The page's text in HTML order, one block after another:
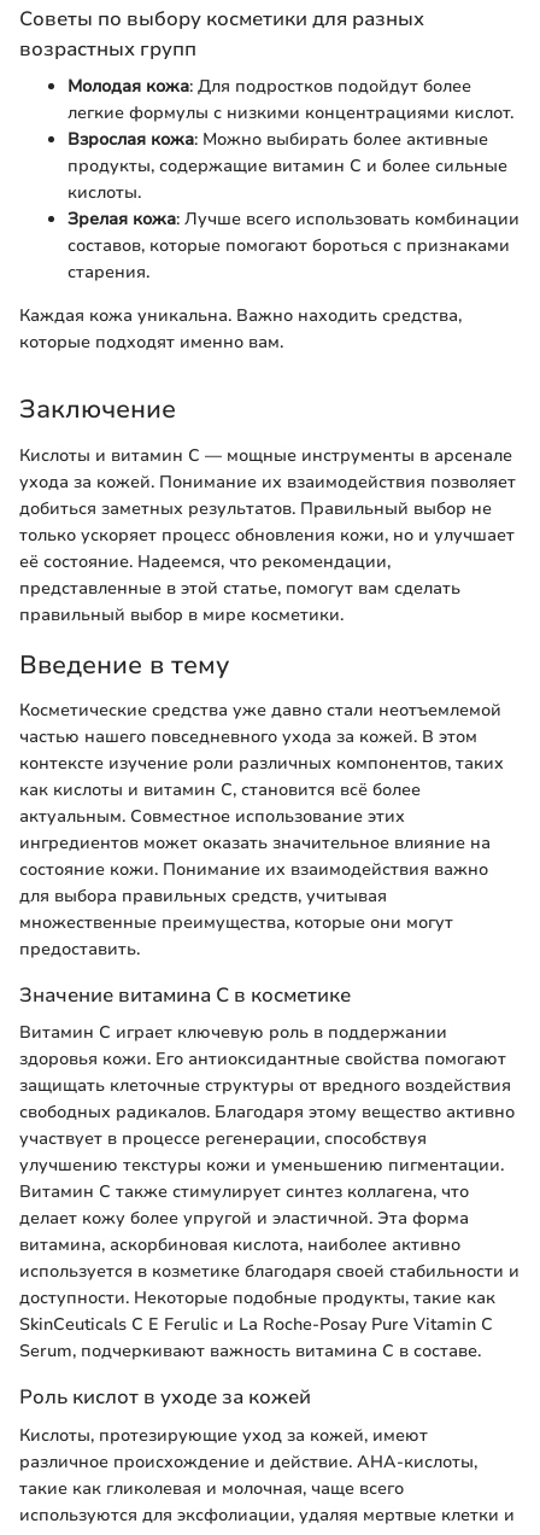
Советы по выбору косметики для разных
возрастных групп
Молодая кожа: Для подростков подойдут более
легкие формулы с низкими концентрациями кислот.
Взрослая кожа: Можно выбирать более активные
продукты, содержащие витамин С и более сильные
кислоты.
Зрелая кожа: Лучше всего использовать комбинации
составов, которые помогают бороться с признаками
старения.
Каждая кожа уникальна. Важно находить средства,
которые подходят именно вам.
Заключение
Кислоты и витамин С — мощные инструменты в арсенале
ухода за кожей. Понимание их взаимодействия позволяет
добиться заметных результатов. Правильный выбор не
только ускоряет процесс обновления кожи, но и улучшает
её состояние. Надеемся, что рекомендации,
представленные в этой статье, помогут вам сделать
правильный выбор в мире косметики.
Введение в тему
Косметические средства уже давно стали неотъемлемой
частью нашего повседневного ухода за кожей. В этом
контексте изучение роли различных компонентов, таких
как кислоты и витамин С, становится всё более
актуальным. Совместное использование этих
ингредиентов может оказать значительное влияние на
состояние кожи. Понимание их взаимодействия важно
для выбора правильных средств, учитывая
множественные преимущества, которые они могут
предоставить.
Значение витамина С в косметике
Витамин С играет ключевую роль в поддержании
здоровья кожи. Его антиоксидантные свойства помогают
защищать клеточные структуры от вредного воздействия
свободных радикалов. Благодаря этому вещество активно
участвует в процессе регенерации, способствуя
улучшению текстуры кожи и уменьшению пигментации.
Витамин С также стимулирует синтез коллагена, что
делает кожу более упругой и эластичной. Эта форма
витамина, аскорбиновая кислота, наиболее активно
используется в козметике благодаря своей стабильности и
доступности. Некоторые подобные продукты, такие как
SkinCeuticals C E Ferulic и La Roche-Posay Pure Vitamin C
Serum, подчеркивают важность витамина С в составе.
Роль кислот в уходе за кожей
Кислоты, протезирующие уход за кожей, имеют
различное происхождение и действие. AHA-кислоты,
такие как гликолевая и молочная, чаще всего
используются для эксфолиации, удаляя мертвые клетки и